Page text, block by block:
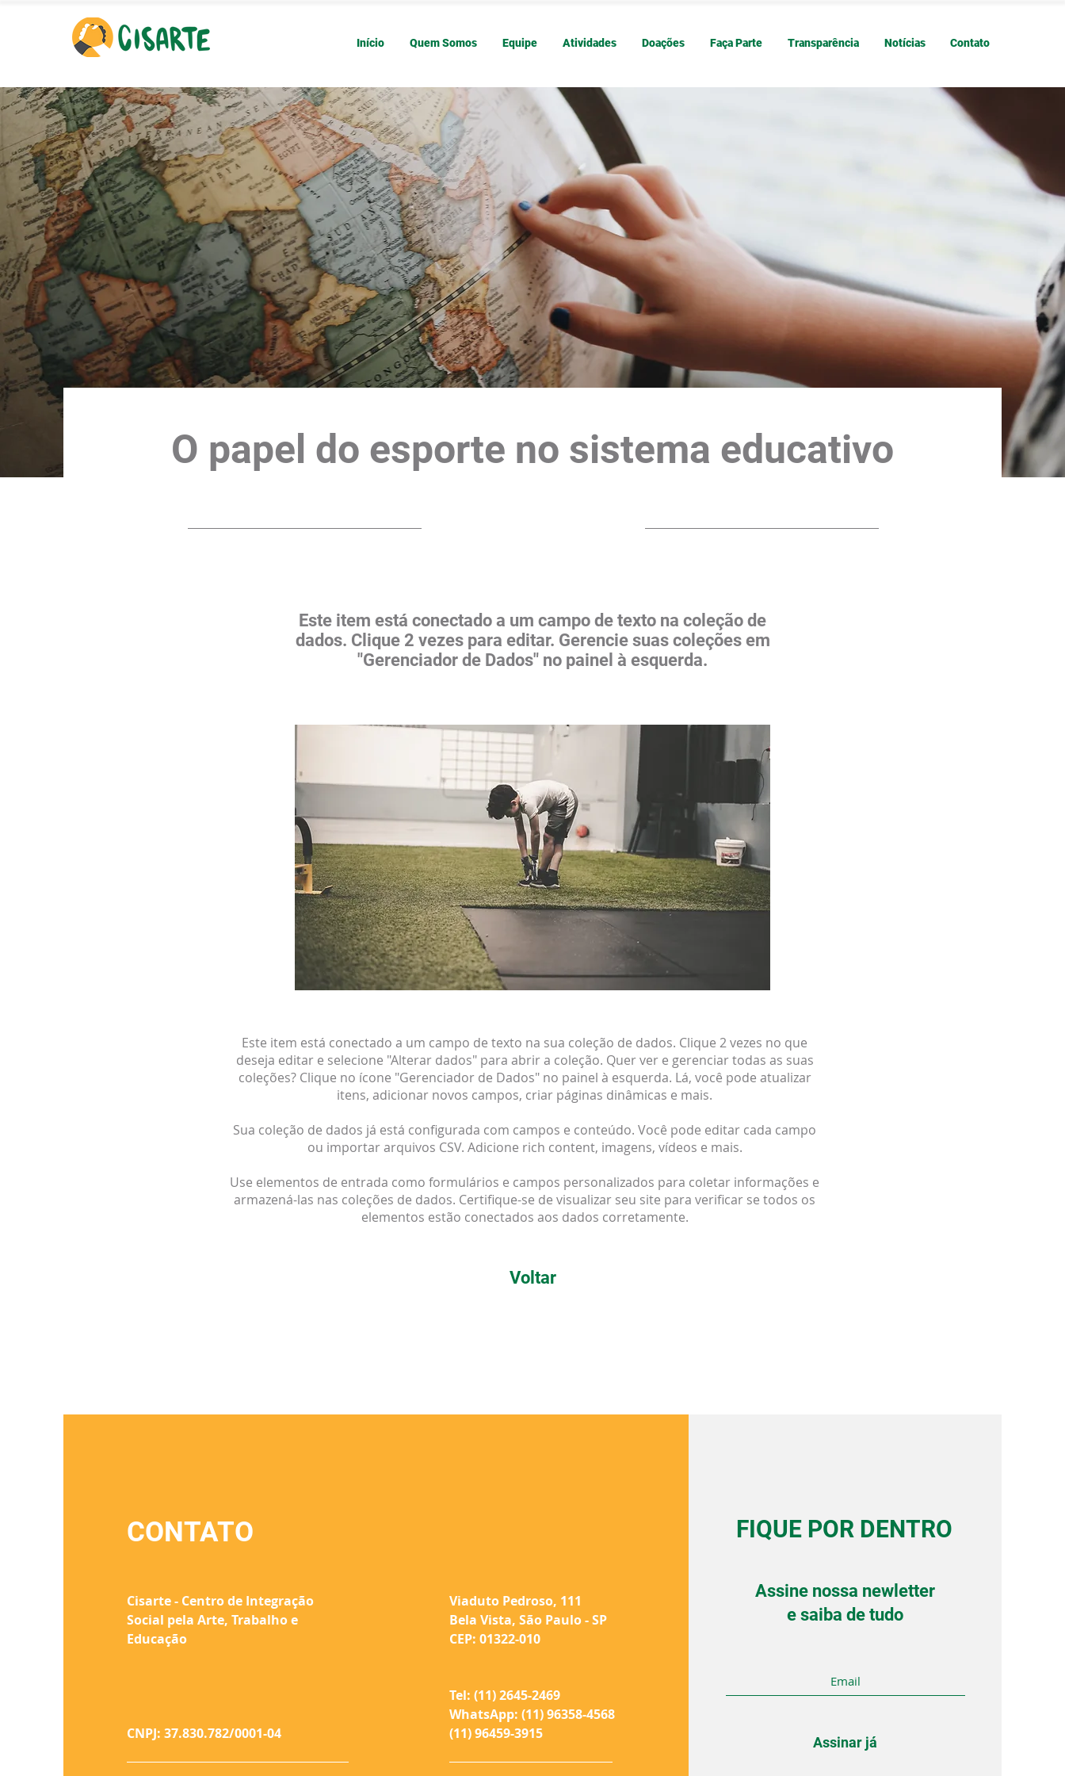
Início Quem Somos Equipe Atividades Doações Faça Parte Transparência Notícias Contato
O papel do esporte no sistema educativo
Este item está conectado a um campo de texto na coleção de
dados. Clique 2 vezes para editar. Gerencie suas coleções em
"Gerenciador de Dados" no painel à esquerda.
Este item está conectado a um campo de texto na sua coleção de dados. Clique 2 vezes no que
deseja editar e selecione "Alterar dados" para abrir a coleção. Quer ver e gerenciar todas as suas
coleções? Clique no ícone "Gerenciador de Dados" no painel à esquerda. Lá, você pode atualizar
itens, adicionar novos campos, criar páginas dinâmicas e mais.
Sua coleção de dados já está configurada com campos e conteúdo. Você pode editar cada campo
ou importar arquivos CSV. Adicione rich content, imagens, vídeos e mais.
Use elementos de entrada como formulários e campos personalizados para coletar informações e
armazená-las nas coleções de dados. Certifique-se de visualizar seu site para verificar se todos os
elementos estão conectados aos dados corretamente.
Voltar
CONTATO
Cisarte - Centro de Integração
Social pela Arte, Trabalho e
Educação
CNPJ: 37.830.782/0001-04
Viaduto Pedroso, 111
Bela Vista, São Paulo - SP
CEP: 01322-010
Tel: (11) 2645-2469
WhatsApp: (11) 96358-4568
(11) 96459-3915
FIQUE POR DENTRO
Assine nossa newletter
e saiba de tudo
Assinar já